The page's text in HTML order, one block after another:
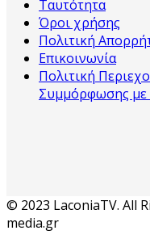
Ταυτότητα
Όροι χρήσης
Πολιτική
Επικοινωνία
Πολιτική
Συμμόρφωσης με
© 2023 LaconiaTV. All
media.gr